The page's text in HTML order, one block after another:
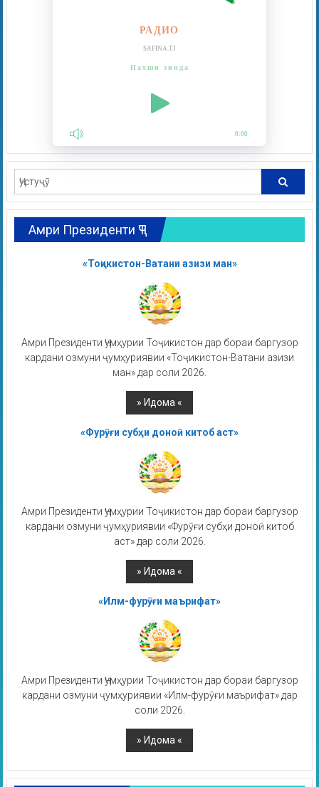
РАДИО
SAFINA.TJ
Пахши зинда
0:00
Амри Президенти ҶТ
«Тоҷикистон-Ватани азизи ман»
Амри Президенти Ҷумҳурии Тоҷикистон дар бораи баргузор
кардани озмуни ҷумҳуриявии «Тоҷикистон-Ватани азизи
ман» дар соли 2026.
«Фурӯғи субҳи доноӣ китоб аст»
Амри Президенти Ҷумҳурии Тоҷикистон дар бораи баргузор
кардани озмуни ҷумҳуриявии «Фурӯғи субҳи доноӣ китоб
аст» дар соли 2026.
«Илм-фурӯғи маърифат»
Амри Президенти Ҷумҳурии Тоҷикистон дар бораи баргузор
кардани озмуни ҷумҳуриявии «Илм-фурӯғи маърифат» дар
соли 2026.